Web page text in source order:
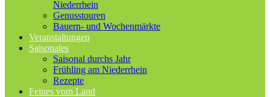
Niederrhein
Genusstouren
Bauern- und Wochenmärkte
Veranstaltungen
Saisonales
Saisonal durchs Jahr
Frühling am Niederrhein
Rezepte
Feines vom Land